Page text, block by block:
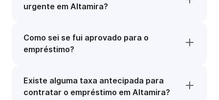
urgente em Altamira?
Como sei se fui aprovado para o
empréstimo?
Existe alguma taxa antecipada para
contratar o empréstimo em Altamira?